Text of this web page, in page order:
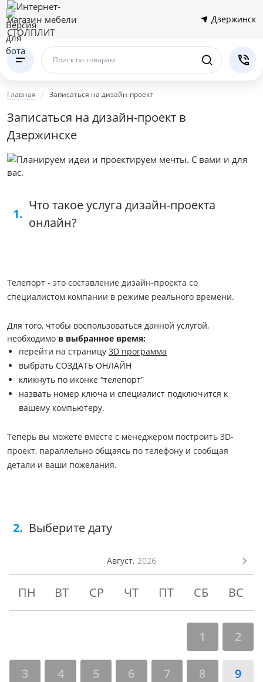
Дзержинск
Поиск по товарам
Главная Записаться на дизайн-проект
Записаться на дизайн-проект в
Дзержинске
1.
Что такое услуга дизайн-проекта
онлайн?
Телепорт - это составление дизайн-проекта со
специалистом компании в режиме реального времени.
Для того, чтобы воспользоваться данной услугой,
необходимо в выбранное время:
перейти на страницу 3D программа
выбрать СОЗДАТЬ ОНЛАЙН
кликнуть по иконке “телепорт”
назвать номер ключа и специалист подключится к
вашему компьютеру.
Теперь вы можете вместе с менеджером построить 3D-
проект, параллельно общаясь по телефону и сообщая
детали и ваши пожелания.
2. Выберите дату
Август, 2026
ПН ВТ СР ЧТ ПТ СБ ВС
1 2
3 4 5 6 7 8 9